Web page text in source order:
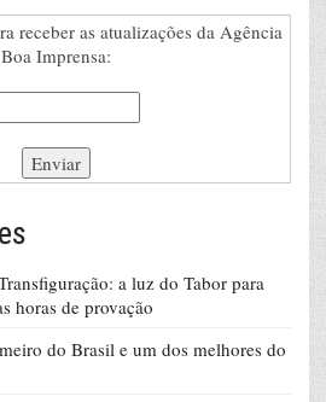
receber as atualizações da Agência
Boa Imprensa:
a luz do Tabor para
horas de provação
do Brasil e um dos melhores do